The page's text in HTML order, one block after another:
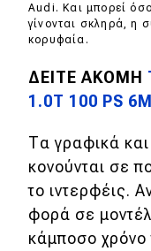
Audi. Και μπορεί
γίνονται σκληρά, η
κορυφαία.
ΔΕΙΤΕ ΑΚΟΜΗ
1.0T 100 PS
Τα γραφικά
κονούνται σε
το ιντερφέις.
φορά σε
κάμποσο χρόνο